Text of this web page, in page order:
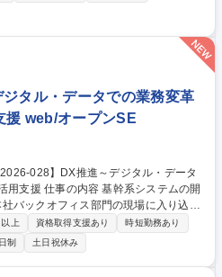
の求人ニーズをヒアリングし、求人票
その後、候補者の特性や希望を考慮
。また、入職後のフォローや生活支援
す。社内外の多様な関係者と連携しな
力を活かして業務を進めていきます。
経験歓迎！＞
援 -チームで目標達成-
ジタル・データでの業務変革
援 web/オープンSE
システムの開
バックオフィス部門の現場に入り込
い、システム企画提案と予算確保、シ
ます 【主業務】・システ
成） ・プロジェクトマネジメント、プ
同開発 ・データ活用提案・実行支援
上 資格取得支援あり
時短勤務あり
制 土日祝休み